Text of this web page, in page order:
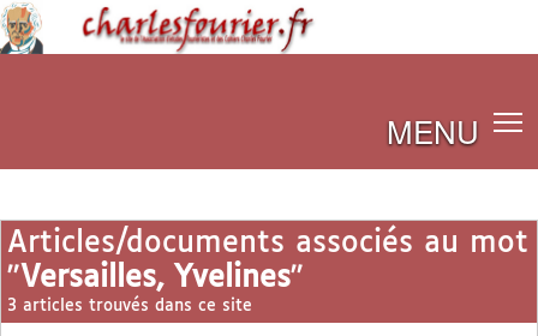
MENU
Articles/documents associés au mot
"Versailles, Yvelines"
3 articles trouvés dans ce site